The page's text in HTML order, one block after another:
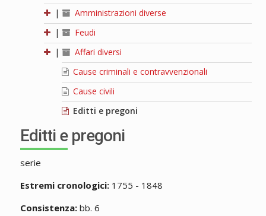
|
Amministrazioni diverse
|
Feudi
|
Affari diversi
Cause criminali e contravvenzionali
Cause civili
Editti e pregoni
Editti e pregoni
serie
Estremi cronologici:1755 - 1848
Consistenza:bb. 6